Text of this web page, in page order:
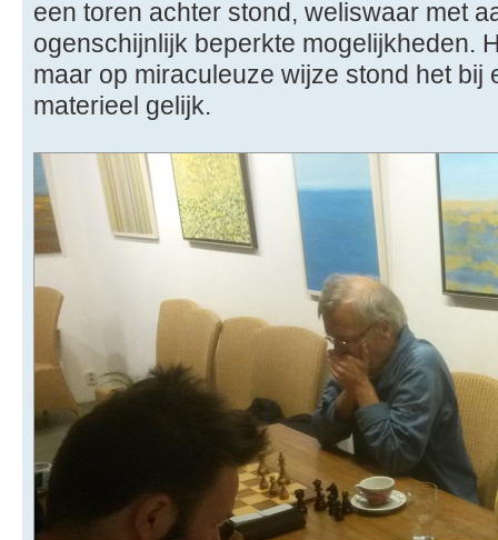
een toren achter stond, weliswaar met
ogenschijnlijk beperkte mogelijkheden.
maar op miraculeuze wijze stond het bij
materieel gelijk.